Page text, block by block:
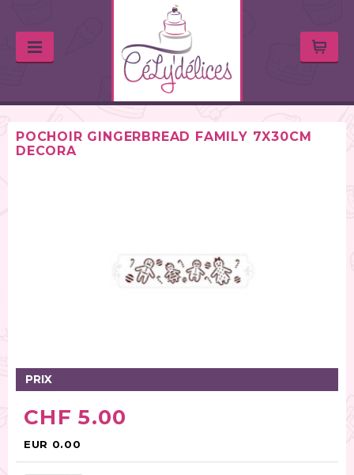
POCHOIR GINGERBREAD FAMILY 7X30CM
DECORA
PRIX
CHF 5.00
EUR 0.00